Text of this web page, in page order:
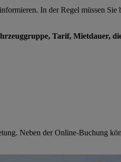
In der Regel müssen Sie
Tarif, Mietdauer,
Neben der Online-Buchung